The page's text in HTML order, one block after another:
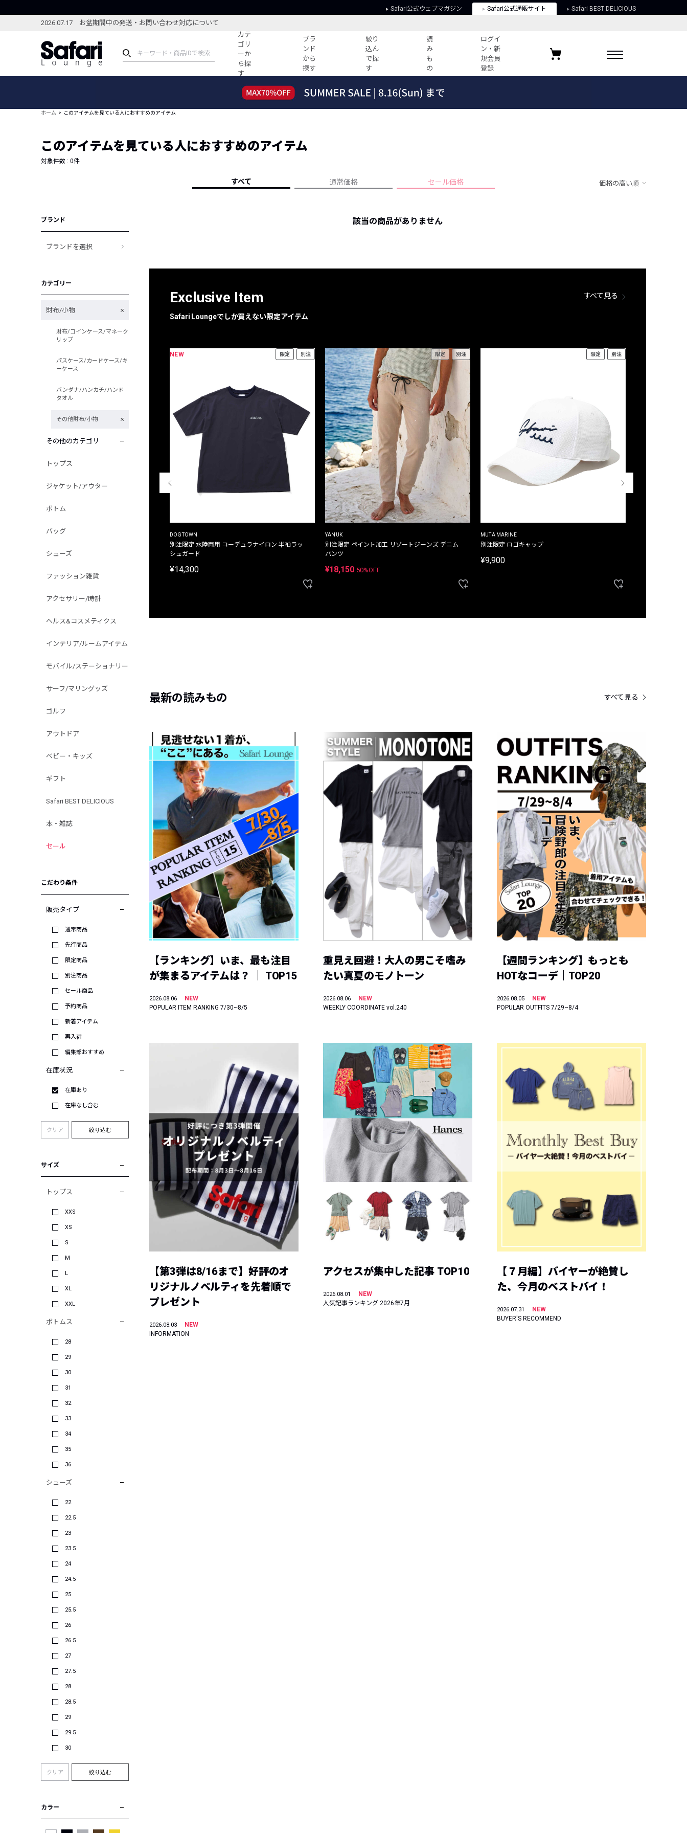
Safari公式ウェブマガジン Safari公式通販サイト Safari BEST DELICIOUS
2026.07.17 お盆期間中の発送・お問い合わせ対応について
カテ
ゴリ
ーか
ら探
す
ブラ
ンド
から
探す
絞り
込ん
で探
す
読
み
も
の
ログイ
ン・新
規会員
登録
ブランドから探す
新着アイテム
編集部のおすすめアイテム
特集記事
コーディネート
すべての記事
ーデ紹介
人気記事ランキング
フォーカスブランド
プライバシーポリシー
お気に入りブランド
ホーム このアイテムを見ている人におすすめのアイテム
このアイテムを見ている人におすすめのアイテム
対象件数 : 0件
すべて 通常価格 セール価格 価格の高い順
ブランド
ブランドを選択
カテゴリー
財布/小物
財布/コインケース/マネーク
リップ
パスケース/カードケース/キ
ーケース
バンダナ/ハンカチ/ハンド
タオル
その他財布/小物
その他のカテゴリ
トップス
ジャケット/アウター
ボトム
バッグ
シューズ
ファッション雑貨
アクセサリー/時計
ヘルス&コスメティクス
インテリア/ルームアイテム
モバイル/ステーショナリー
サーフ/マリングッズ
ゴルフ
アウトドア
ベビー・キッズ
ギフト
Safari BEST DELICIOUS
本・雑誌
セール
こだわり条件
販売タイプ
通常商品
先行商品
限定商品
別注商品
セール商品
予約商品
新着アイテム
再入荷
編集部おすすめ
在庫状況
在庫あり
在庫なし含む
クリア 絞り込む
サイズ
トップス
XXS
XS
S
M
L
XL
XXL
ボトムス
28
29
30
31
32
33
34
35
36
シューズ
22
22.5
23
23.5
24
24.5
25
25.5
26
26.5
27
27.5
28
28.5
29
29.5
30
クリア 絞り込む
カラー
該当の商品がありません
Exclusive Item
Safari Loungeでしか買えない限定アイテム
すべて見る
THE DUFFER OF ST.GEORGE
プリントTシャツ
NEW 限定 別注
DOGTOWN
別注限定 水陸両用 コーデュラナイロン 半袖ラッ
シュガード
¥14,300
限定 別注
YANUK
別注限定 ペイント加工 リゾートジーンズ デニム
パンツ
¥18,150 50%OFF
限定 別注
MUTA MARINE
別注限定 ロゴキャップ
¥9,900
最新の読みもの すべて見る
【ランキング】いま、最も注目
が集まるアイテムは？ ｜ TOP15
2026.08.06
NEW
POPULAR ITEM RANKING 7/30~8/5
重見え回避！大人の男こそ嗜み
たい真夏のモノトーン
2026.08.06
NEW
WEEKLY COORDINATE vol.240
【週間ランキング】もっとも
HOTなコーデ｜TOP20
2026.08.05
NEW
POPULAR OUTFITS 7/29~8/4
【第3弾は8/16まで】好評のオ
リジナルノベルティを先着順で
プレゼント
2026.08.03
NEW
INFORMATION
アクセスが集中した記事 TOP10
2026.08.01
NEW
人気記事ランキング 2026年7月
【７月編】バイヤーが絶賛し
た、今月のベストバイ！
2026.07.31
NEW
BUYER'S RECOMMEND